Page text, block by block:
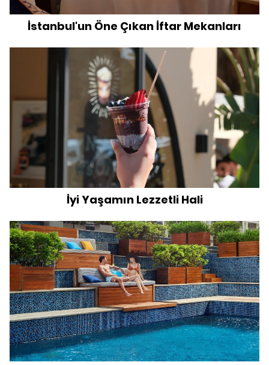
İstanbul'un Öne Çıkan İftar Mekanları
İyi Yaşamın Lezzetli Hali